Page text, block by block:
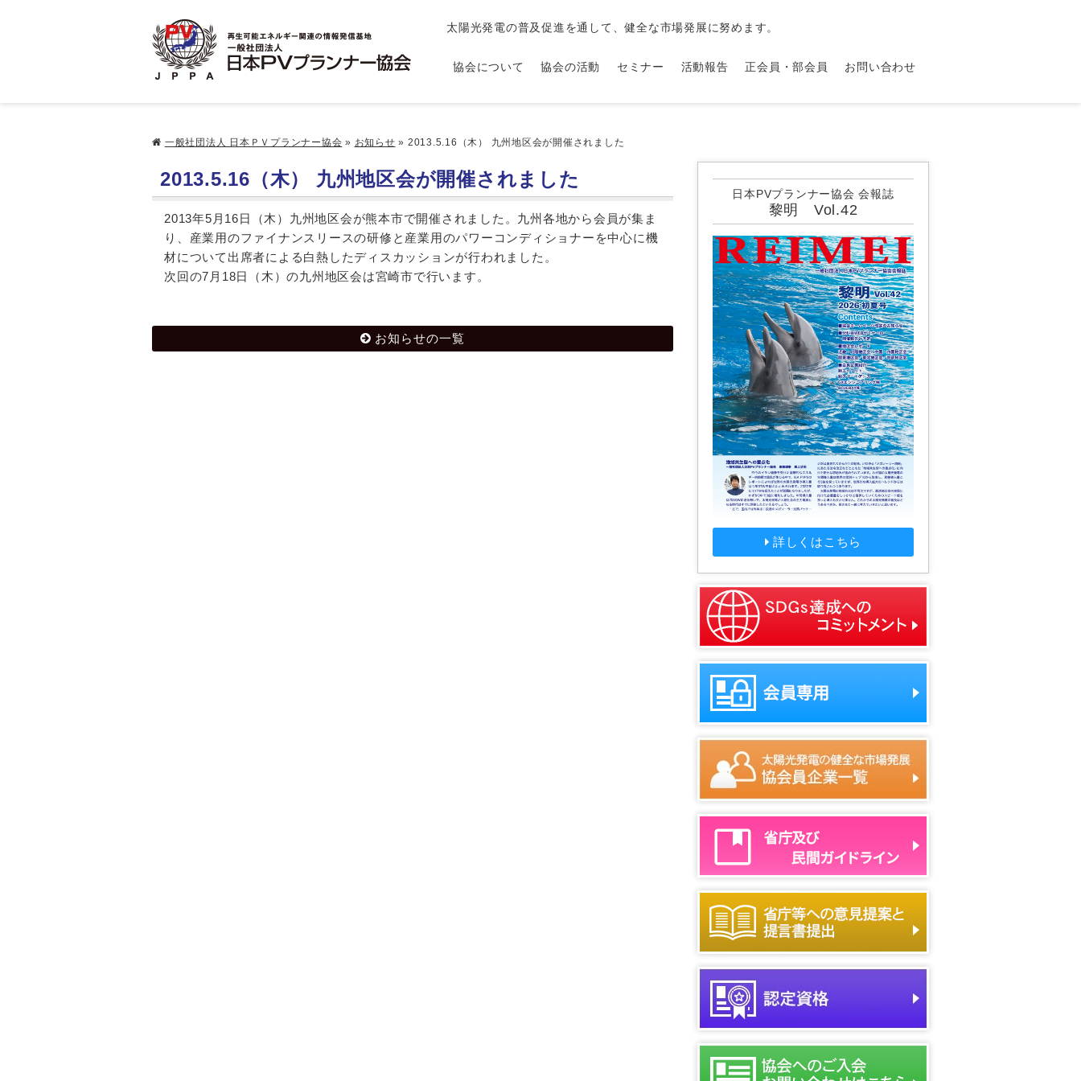
太陽光発電の普及促進を通して、健全な市場発展に努めます。
協会について 協会の活動 セミナー 活動報告 正会員・部会員 お問い合わせ
一般社団法人 日本ＰＶプランナー協会 » お知らせ » 2013.5.16（木） 九州地区会が開催されました
2013.5.16（木） 九州地区会が開催されました
2013年5月16日（木）九州地区会が熊本市で開催されました。九州各地から会員が集ま
り、産業用のファイナンスリースの研修と産業用のパワーコンディショナーを中心に機
材について出席者による白熱したディスカッションが行われました。
次回の7月18日（木）の九州地区会は宮崎市で行います。
お知らせの一覧
日本PVプランナー協会 会報誌
黎明 Vol.42
詳しくはこちら